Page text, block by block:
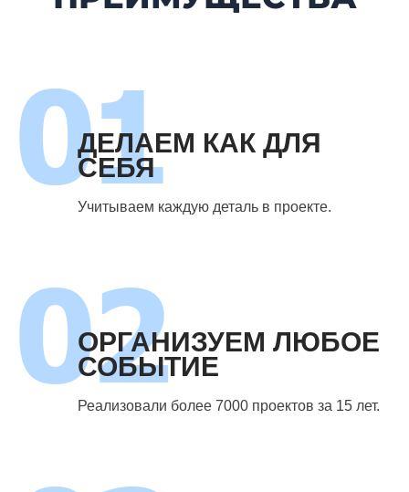
ДЕЛАЕМ КАК ДЛЯ
СЕБЯ
Учитываем каждую деталь в проекте.
ОРГАНИЗУЕМ ЛЮБОЕ
СОБЫТИЕ
Реализовали более 7000 проектов за 15 лет.